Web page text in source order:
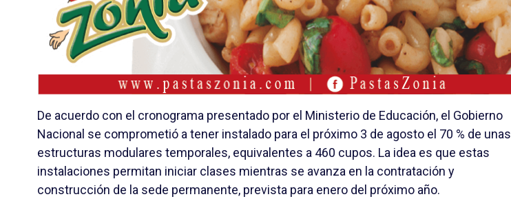
De acuerdo con el cronograma presentado por el Ministerio de Educación, el Gobierno
Nacional se comprometió a tener instalado para el próximo 3 de agosto el 70 % de unas
estructuras modulares temporales, equivalentes a 460 cupos. La idea es que estas
instalaciones permitan iniciar clases mientras se avanza en la contratación y
construcción de la sede permanente, prevista para enero del próximo año.